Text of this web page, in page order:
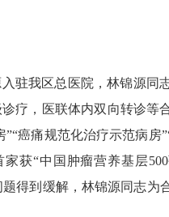
驻我区总医院，林锦源同
疗，医联体内双向转诊等
癌痛规范化治疗示范病房
获“中国肿瘤营养基层
得到缓解，林锦源同志为